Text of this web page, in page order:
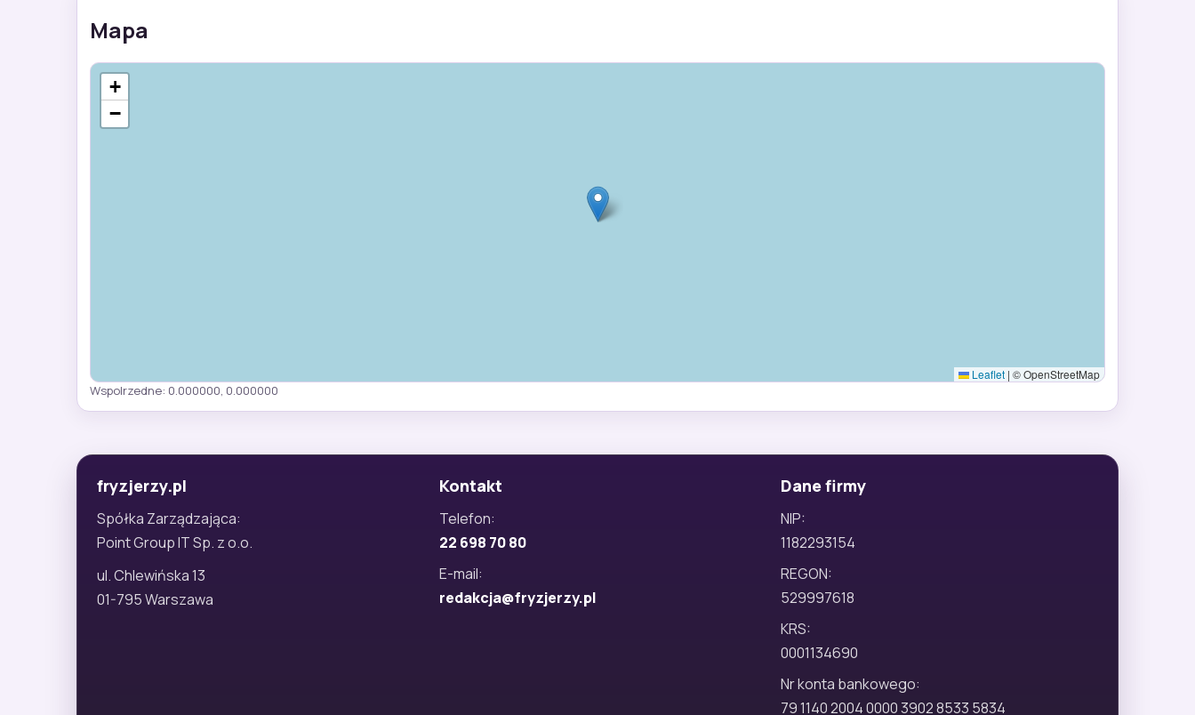
Mapa
+
−
Leaflet | © OpenStreetMap
Wspolrzedne: 0.000000, 0.000000
fryzjerzy.pl
Spółka Zarządzająca:
Point Group IT Sp. z o.o.
ul. Chlewińska 13
01-795 Warszawa
Kontakt
Telefon:
22 698 70 80
E-mail:
redakcja@fryzjerzy.pl
Dane firmy
NIP:
1182293154
REGON:
529997618
KRS:
0001134690
Nr konta bankowego:
79 1140 2004 0000 3902 8533 5834